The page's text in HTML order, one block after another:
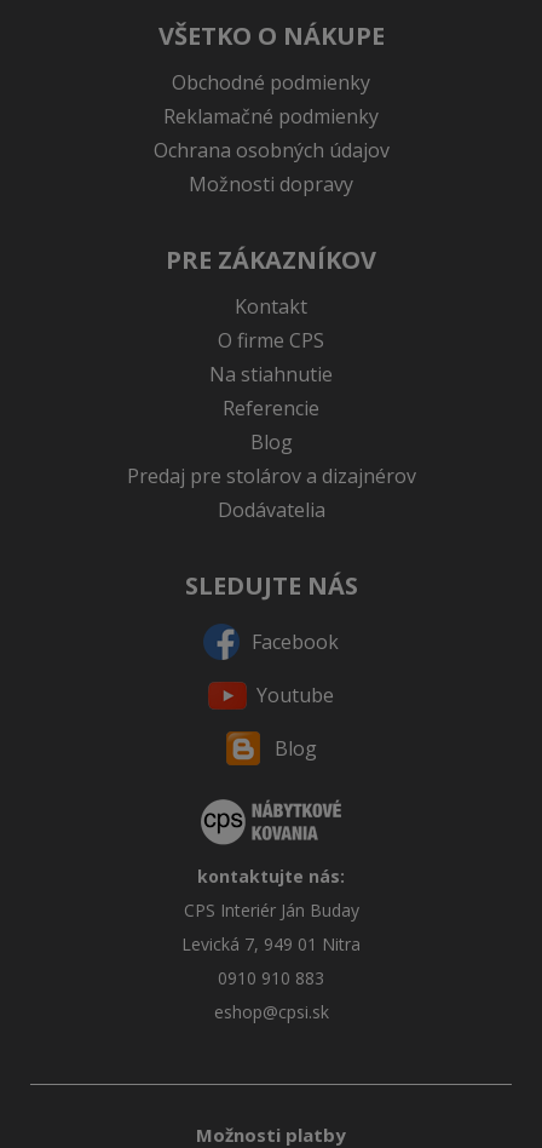
VŠETKO O NÁKUPE
Obchodné podmienky
Reklamačné podmienky
Ochrana osobných údajov
Možnosti dopravy
PRE ZÁKAZNÍKOV
Kontakt
O firme CPS
Na stiahnutie
Referencie
Blog
Predaj pre stolárov a dizajnérov
Dodávatelia
SLEDUJTE NÁS
Facebook
Youtube
Blog
kontaktujte nás:
CPS Interiér Ján Buday
Levická 7, 949 01 Nitra
0910 910 883
eshop@cpsi.sk
Možnosti platby